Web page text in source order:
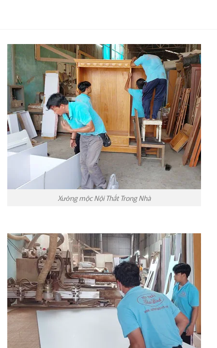
Xưởng mộc Nội Thất Trong Nhà